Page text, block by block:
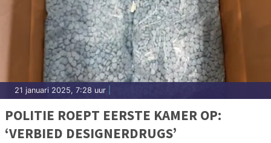
21 januari 2025, 7:28 uur
POLITIE ROEPT EERSTE KAMER OP:
‘VERBIED DESIGNERDRUGS’